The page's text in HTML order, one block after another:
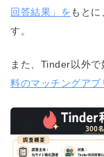
回答結果」をもと
す。
また、Tinder以外
料のマッチングアプ